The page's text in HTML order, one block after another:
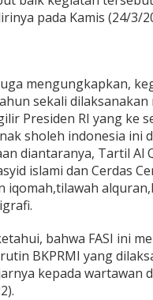
b
a
pada Kamis (24/3/
mengungkapkan,
sekali
Presiden RI yang ke
sholeh indonesia ini
diantaranya, Tartil Al
islami dan Cerdas
iqomah,tilawah
bahwa FASI ini
BKPRMI yang
kepada wartawan